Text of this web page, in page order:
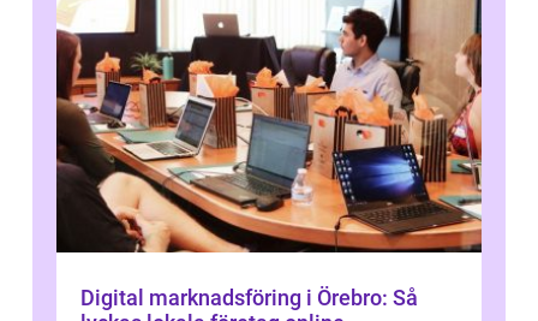
Digital marknadsföring i Örebro: Så